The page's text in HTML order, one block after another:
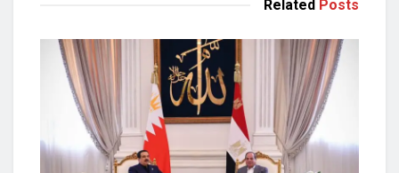
Related Posts